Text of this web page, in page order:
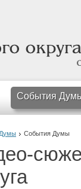
События
События Думы